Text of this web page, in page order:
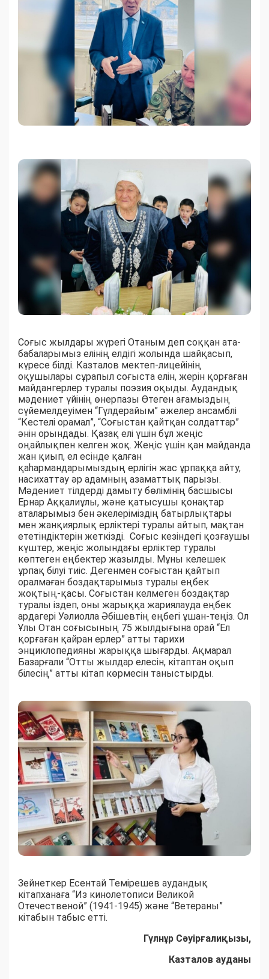
Соғыс жылдары жүрегі Отаным деп соққан ата-
бабаларымыз елінің елдігі жолында шайқасып,
күресе білді. Казталов мектеп-лицейінің
оқушылары сұрапыл соғыста елін, жерін қорғаған
майдангерлер туралы поэзия оқыды. Аудандық
мәдениет үйінің өнерпазы Өтеген ағамыздың
сүйемелдеуімен “Гүлдерайым” әжелер ансамблі
“Кестелі орамал”, “Соғыстан қайтқан солдаттар”
әнін орындады. Қазақ елі үшін бұл жеңіс
оңайлықпен келген жоқ. Жеңіс үшін қан майданда
жан қиып, ел есінде қалған
қаһармандарымыздың ерлігін жас ұрпаққа айту,
насихаттау әр адамның азаматтық парызы.
Мәдениет тілдерді дамыту бөлімінің басшысы
Ернар Аққалиұлы, және қатысушы қонақтар
аталарымыз бен әкелеріміздің батырлықтары
мен жанқиярлық ерліктері туралы айтып, мақтан
ететіндіктерін жеткізді. Соғыс кезіндегі қозғаушы
күштер, жеңіс жолындағы ерліктер туралы
көптеген еңбектер жазылды. Мұны келешек
ұрпақ білуі тиіс. Дегенмен соғыстан қайтып
оралмаған боздақтарымыз туралы еңбек
жоқтың-қасы. Соғыстан келмеген боздақтар
туралы іздеп, оны жарыққа жариялауда еңбек
ардагері Уәлиолла Әбішевтің еңбегі ұшан-теңіз. Ол
Ұлы Отан соғысының 75 жылдығына орай “Ел
қорғаған қайран ерлер” атты тарихи
энциклопедияны жарыққа шығарды. Ақмарал
Базарғали “Отты жылдар елесін, кітаптан оқып
білесің” атты кітап көрмесін таныстырды.
Зейнеткер Есентай Темірешев аудандық
кітапханаға “Из кинолетописи Великой
Отечественой” (1941-1945) және “Ветераны”
кітабын табыс етті.
Гүлнұр Сәуірғалиқызы,
Казталов ауданы